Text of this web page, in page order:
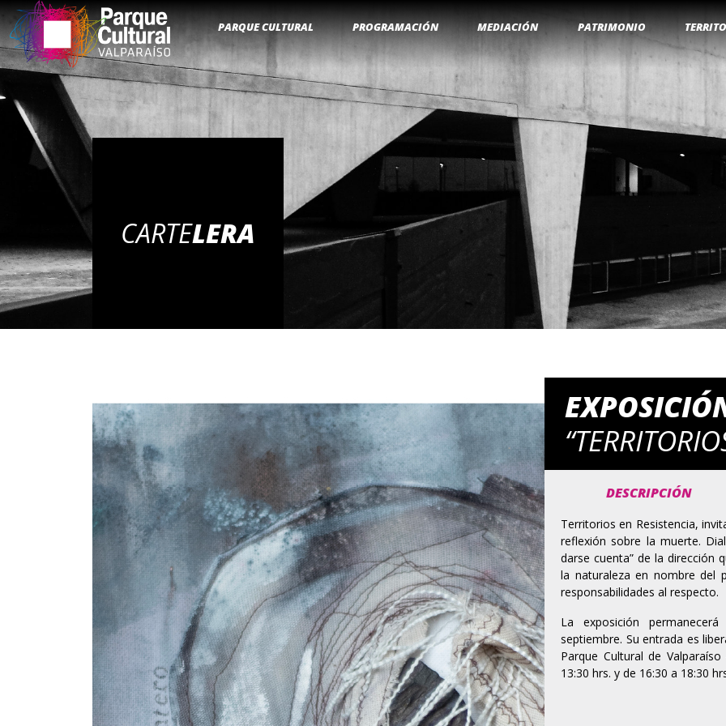
PARQUE CULTURAL PROGRAMACIÓN MEDIACIÓN PATRIMONIO
CARTELERA
DESCRIPCIÓN
Territorios en Resistencia,
reflexión sobre la muerte.
darse cuenta” de la dirección
la naturaleza en nombre del
responsabilidades al respecto.
La exposición
septiembre. Su entrada es
Parque Cultural de
13:30 hrs. y de 16:30 a 18:30